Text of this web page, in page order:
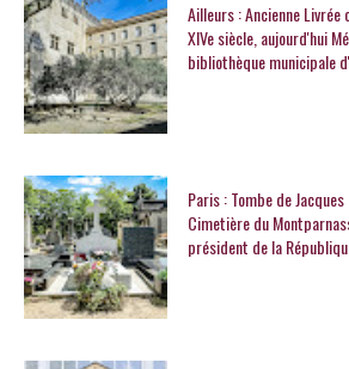
Ailleurs : Ancienne
XIVe siècle, aujourd'hui
bibliothèque municipale
Paris : Tombe de
Cimetière du
président de la